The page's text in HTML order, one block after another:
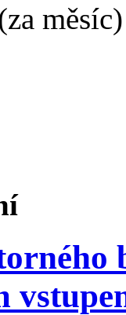
měsíc)